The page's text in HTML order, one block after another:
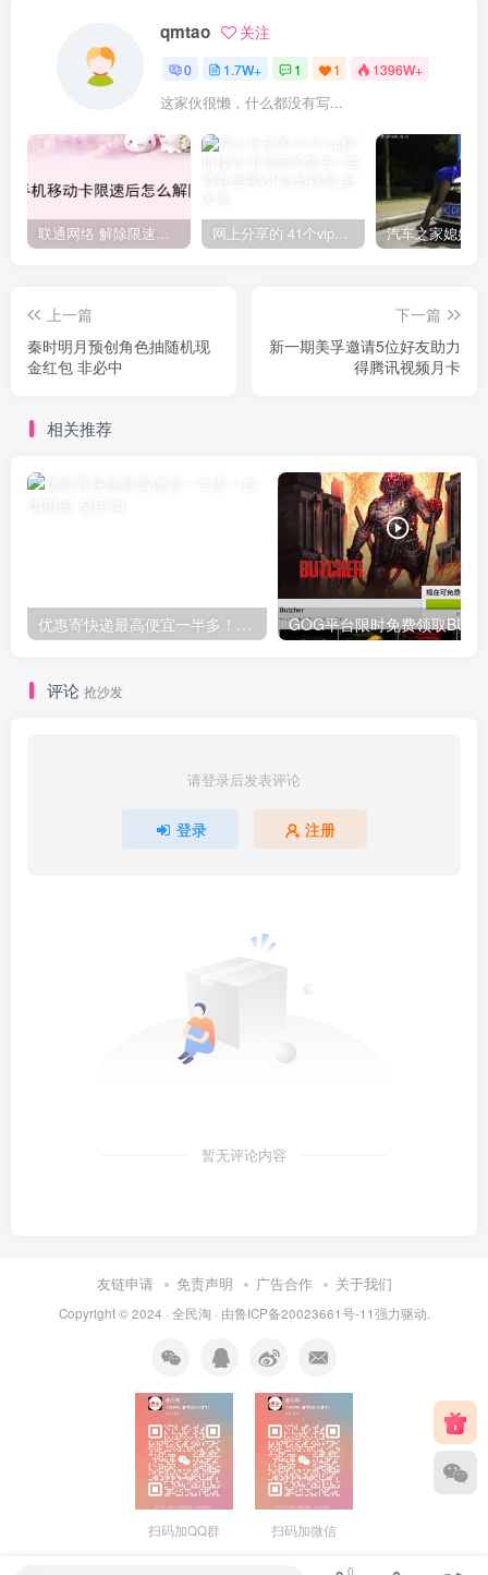
qmtao 关注
0 1.7W+ 1 1 1396W+
这家伙很懒，什么都没有写...
联通网络 解除限速方法参考！畅享、畅玩、老白干等及其它地区自测了 网上分享的 41个vip解析接口 有需要的拿去~ 免费看全网VIP会员视频
上一篇
秦时明月预创角色抽随机现
金红包 非必中
下一篇
新一期美孚邀请5位好友助力
得腾讯视频月卡
相关推荐
优惠寄快递最高便宜一半多！白鸽惠递
评论 抢沙发
请登录后发表评论
登录 注册
暂无评论内容
友链申请 免责声明 广告合作 关于我们
Copyright © 2024 · 全民淘 · 由鲁ICP备20023661号-11强力驱动.
扫码加QQ群 扫码加微信
0